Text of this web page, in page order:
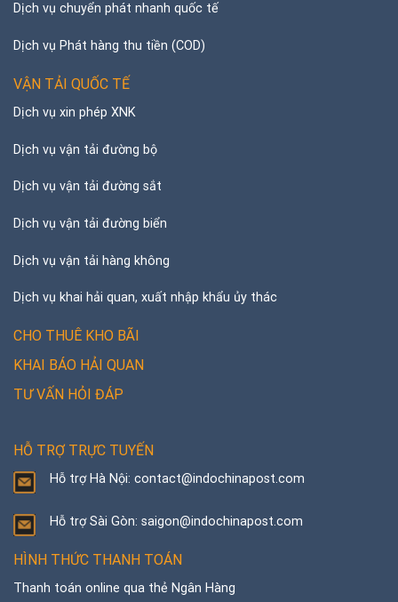
Dịch vụ chuyển phát nhanh quốc tế
Dịch vụ Phát hàng thu tiền (COD)
VẬN TẢI QUỐC TẾ
Dịch vụ xin phép XNK
Dịch vụ vận tải đường bộ
Dịch vụ vận tải đường sắt
Dịch vụ vận tải đường biển
Dịch vụ vận tải hàng không
Dịch vụ khai hải quan, xuất nhập khẩu ủy thác
CHO THUÊ KHO BÃI
KHAI BÁO HẢI QUAN
TƯ VẤN HỎI ĐÁP
HỖ TRỢ TRỰC TUYẾN
Hỗ trợ Hà Nội: contact@indochinapost.com
Hỗ trợ Sài Gòn: saigon@indochinapost.com
HÌNH THỨC THANH TOÁN
Thanh toán online qua thẻ Ngân Hàng